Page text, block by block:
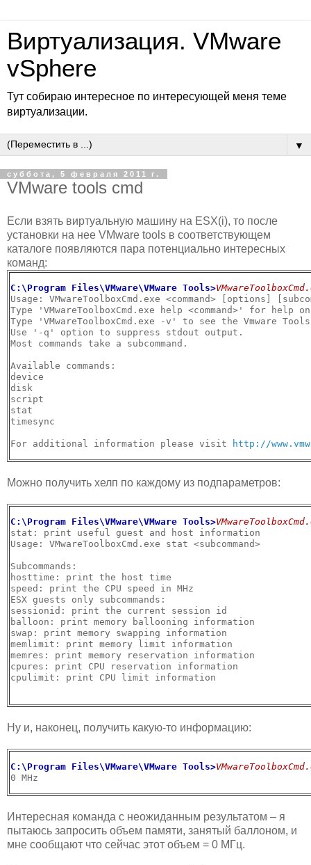
Виртуализация. VMware
vSphere
Тут собираю интересное по интересующей меня теме
виртуализации.
▼
суббота, 5 февраля 2011 г.
VMware tools cmd
Если взять виртуальную машину на ESX(i), то после
установки на нее VMware tools в соответствующем
каталоге появляются пара потенциально интересных
команд:
C:\Program Files\VMware\VMware Tools>
Usage: VMwareToolboxCmd.exe <command> [options]
Type 'VMwareToolboxCmd.exe help <command>' for help
Type 'VMwareToolboxCmd.exe -v' to see the Vmware
Use '-q' option to suppress stdout output.
Most commands take a subcommand.
Available commands:
device
disk
script
stat
timesync
For additional information please visit
Можно получить хелп по каждому из подпараметров:
C:\Program Files\VMware\VMware Tools>
stat: print useful guest and host information
Usage: VMwareToolboxCmd.exe stat <subcommand>
Subcommands:
hosttime: print the host time
speed: print the CPU speed in MHz
ESX guests only subcommands:
sessionid: print the current session id
balloon: print memory ballooning information
swap: print memory swapping information
memlimit: print memory limit information
memres: print memory reservation information
cpures: print CPU reservation information
cpulimit: print CPU limit information
Ну и, наконец, получить какую-то информацию:
C:\Program Files\VMware\VMware Tools>
0 MHz
Интересная команда с неожиданным результатом – я
пытаюсь запросить объем памяти, занятый баллоном, и
мне сообщают что сейчас этот объем = 0 МГц.